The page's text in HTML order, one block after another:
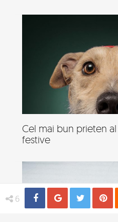
6 Share Distribuie
Tweet
Cel mai bun prieten
festive